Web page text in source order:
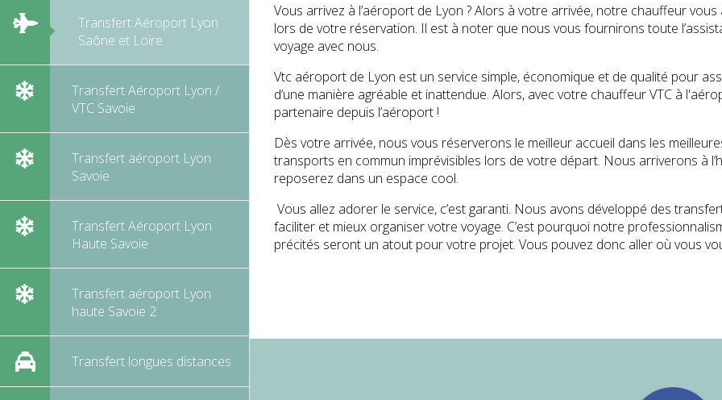
Transfert Aéroport Lyon
Saône et Loire
Transfert Aéroport Lyon /
VTC Savoie
Transfert aéroport Lyon
Savoie
Transfert Aéroport Lyon
Haute Savoie
Transfert aéroport Lyon
haute Savoie 2
Transfert longues distances
Vous arrivez à l’aéroport de Lyon ? Alors à votre arrivée, notre chauffeur
lors de votre réservation. Il est à noter que nous vous fournirons toute
voyage avec nous.
Vtc aéroport de Lyon est un service simple, économique et de qualité pour
d’une manière agréable et inattendue. Alors, avec votre chauffeur VTC à
partenaire depuis l’aéroport !
Dès votre arrivée, nous vous réserverons le meilleur accueil dans les
transports en commun imprévisibles lors de votre départ. Nous arriverons à
reposerez dans un espace cool.
Vous allez adorer le service, c’est garanti. Nous avons développé des
faciliter et mieux organiser votre voyage. C’est pourquoi notre
précités seront un atout pour votre projet. Vous pouvez donc aller où vous